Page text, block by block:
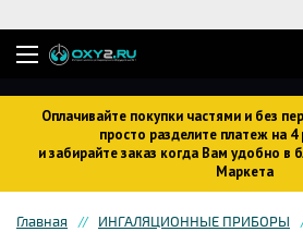
Оплачивайте покупки частями и без
просто разделите платеж на 4
и забирайте заказ когда Вам удобно
Маркета
Главная ИНГАЛЯЦИОННЫЕ ПРИБОРЫ